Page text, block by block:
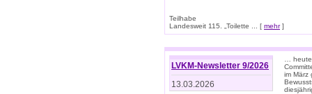
Teilhabe
Landesweit 115. „Toilette ... [ mehr]
LVKM-Newsletter 9/2026
13.03.2026
…
im März